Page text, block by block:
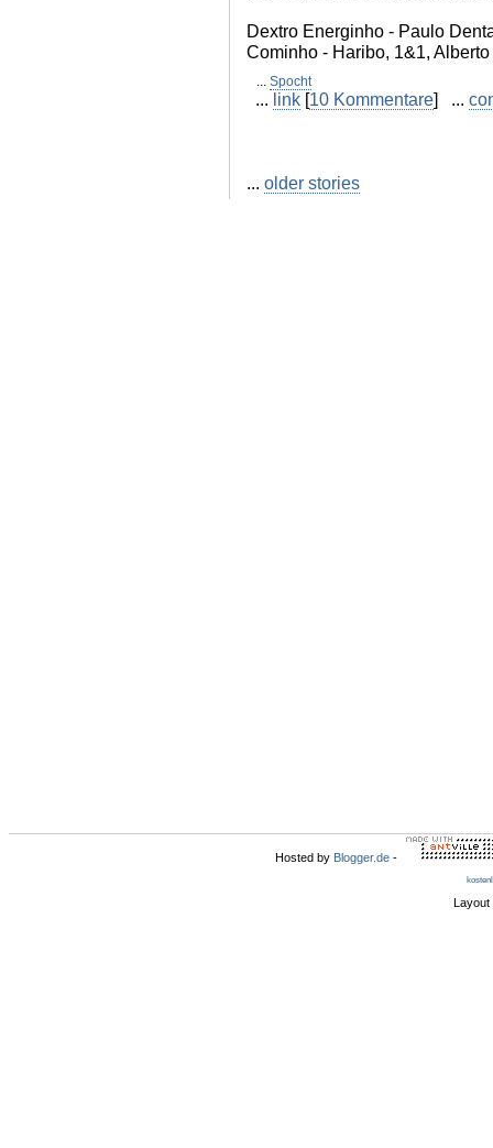
Dextro Energinho - Paulo
Cominho - Haribo, 1&1,
... Spocht
... link [10 Kommentare] ...
... older stories
Hosted by Blogger.de -